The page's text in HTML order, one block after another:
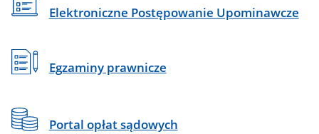
Elektroniczne Postępowanie Upominawcze
Egzaminy prawnicze
Portal opłat sądowych